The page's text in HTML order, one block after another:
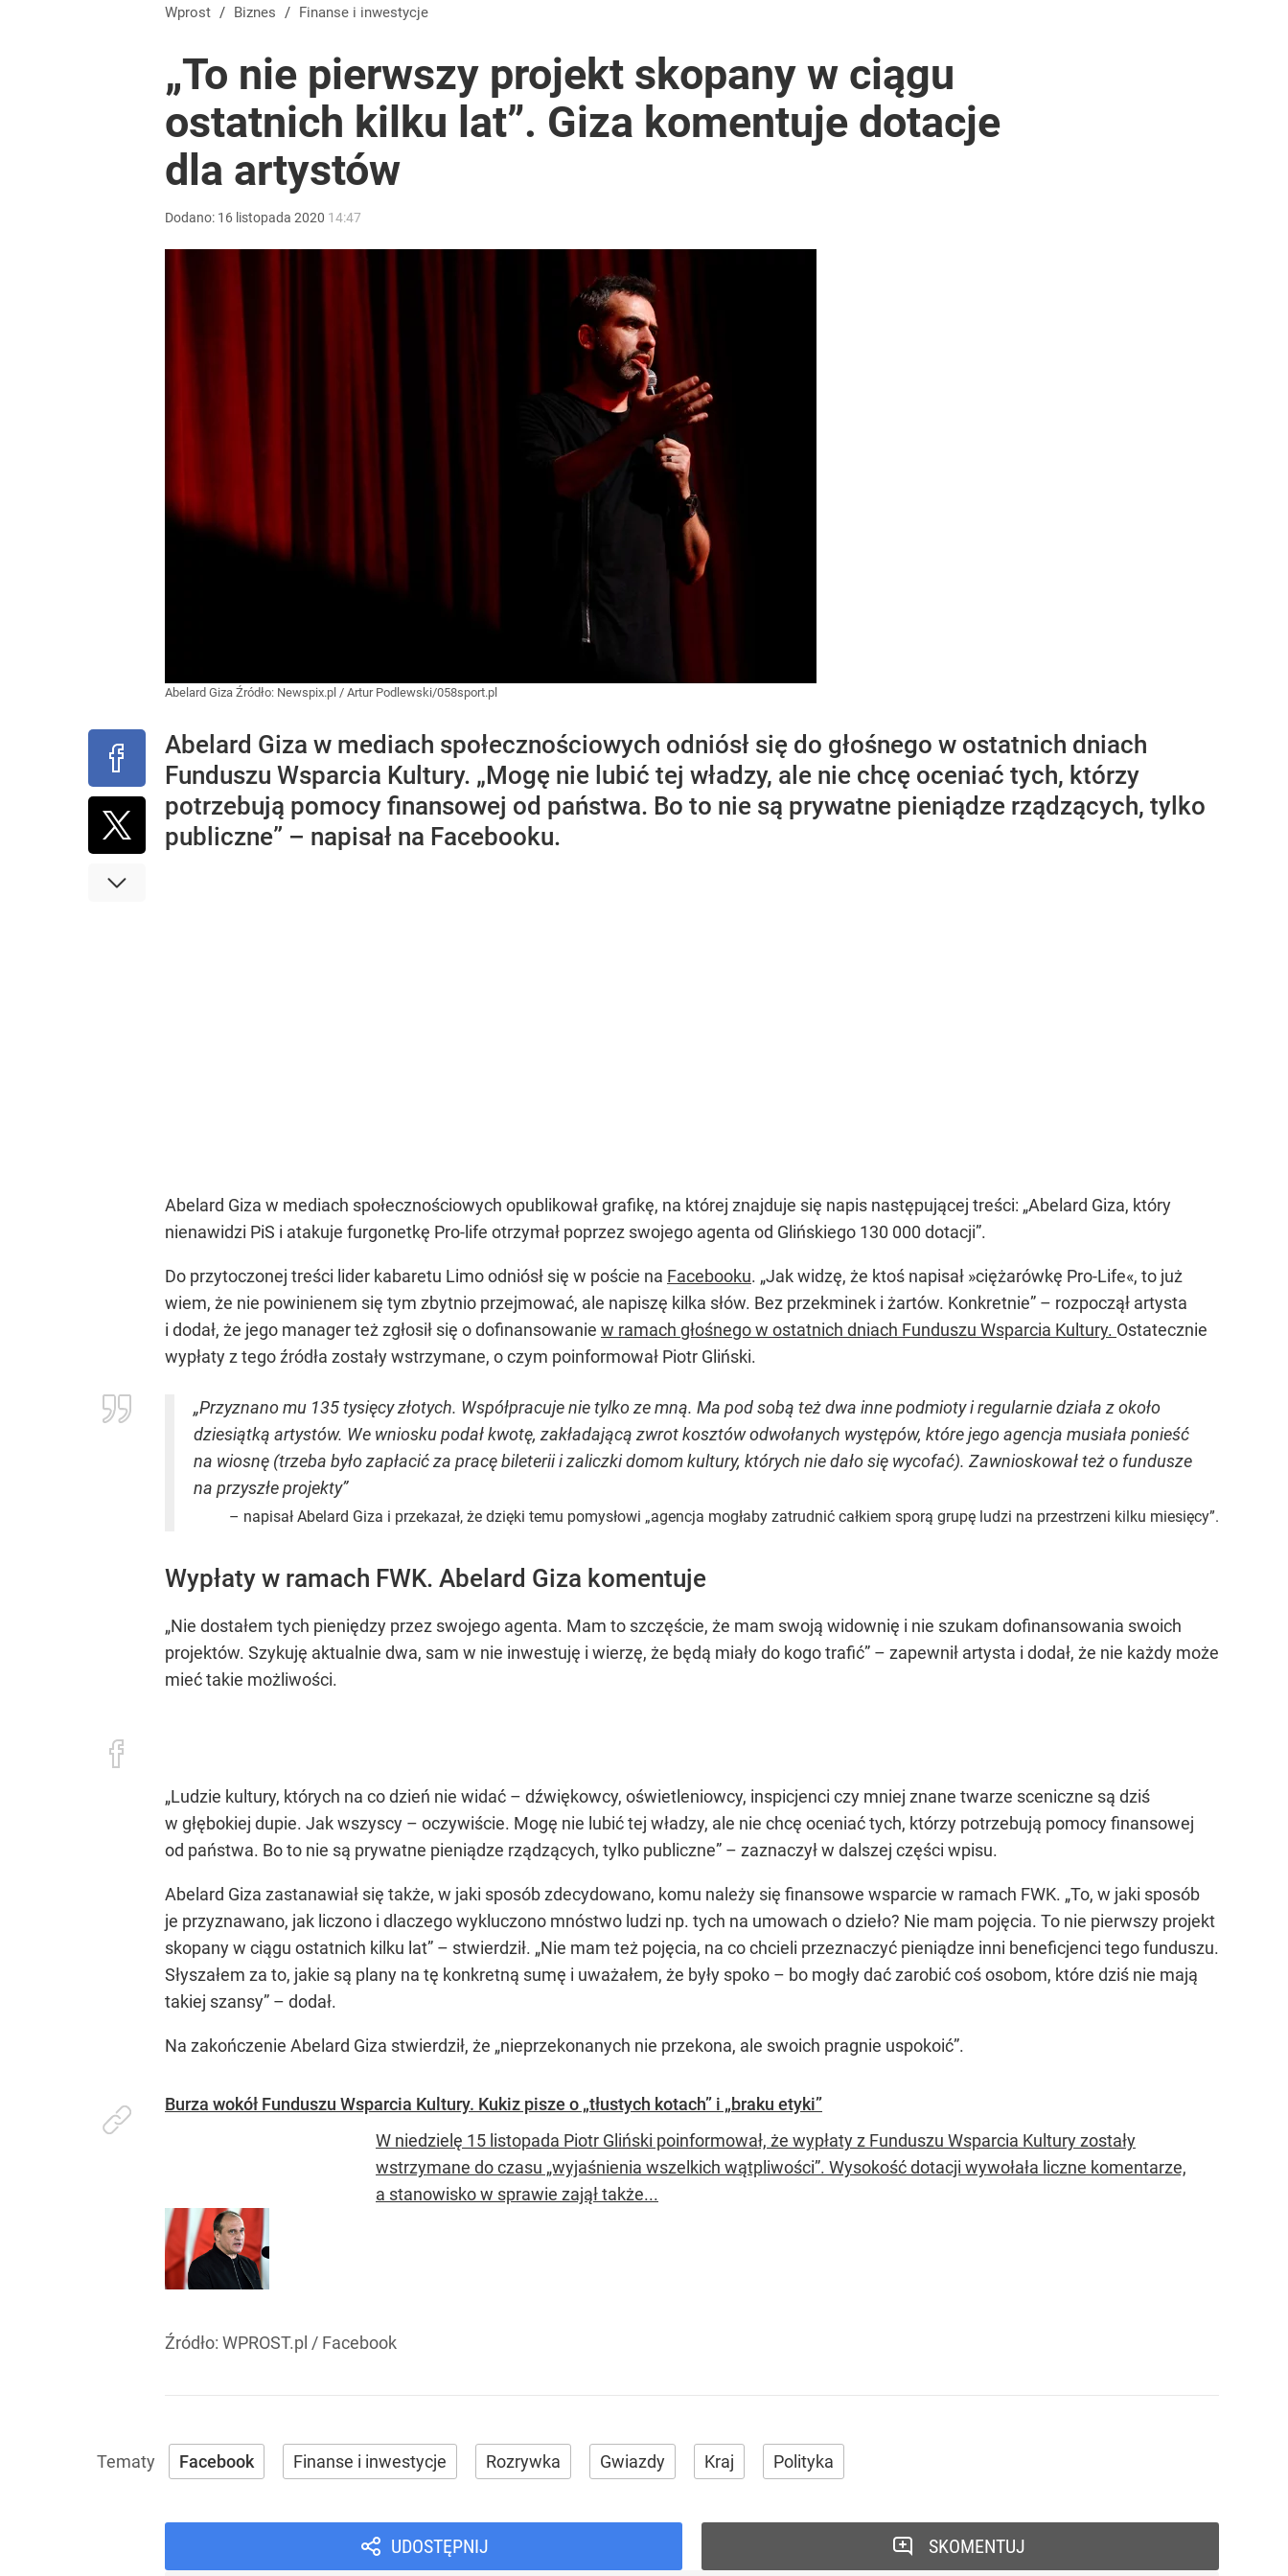
Wprost / Biznes / Finanse i inwestycje
„To nie pierwszy projekt skopany w ciągu
ostatnich kilku lat”. Giza komentuje dotacje
dla artystów
Dodano: 16 listopada 2020 14:47
Abelard Giza Źródło: Newspix.pl / Artur Podlewski/058sport.pl
Abelard Giza w mediach społecznościowych odniósł się do głośnego w ostatnich dniach
Funduszu Wsparcia Kultury. „Mogę nie lubić tej władzy, ale nie chcę oceniać tych, którzy
potrzebują pomocy finansowej od państwa. Bo to nie są prywatne pieniądze rządzących, tylko
publiczne” – napisał na Facebooku.
Abelard Giza w mediach społecznościowych opublikował grafikę, na której znajduje się napis następującej treści: „Abelard Giza, który
nienawidzi PiS i atakuje furgonetkę Pro-life otrzymał poprzez swojego agenta od Glińskiego 130 000 dotacji”.
Do przytoczonej treści lider kabaretu Limo odniósł się w poście na Facebooku. „Jak widzę, że ktoś napisał »ciężarówkę Pro-Life«, to już
wiem, że nie powinienem się tym zbytnio przejmować, ale napiszę kilka słów. Bez przekminek i żartów. Konkretnie” – rozpoczął artysta
i dodał, że jego manager też zgłosił się o dofinansowanie w ramach głośnego w ostatnich dniach Funduszu Wsparcia Kultury. Ostatecznie
wypłaty z tego źródła zostały wstrzymane, o czym poinformował Piotr Gliński.
„Przyznano mu 135 tysięcy złotych. Współpracuje nie tylko ze mną. Ma pod sobą też dwa inne podmioty i regularnie działa z około
dziesiątką artystów. We wniosku podał kwotę, zakładającą zwrot kosztów odwołanych występów, które jego agencja musiała ponieść
na wiosnę (trzeba było zapłacić za pracę bileterii i zaliczki domom kultury, których nie dało się wycofać). Zawnioskował też o fundusze
na przyszłe projekty”
– napisał Abelard Giza i przekazał, że dzięki temu pomysłowi „agencja mogłaby zatrudnić całkiem sporą grupę ludzi na przestrzeni kilku miesięcy”.
Wypłaty w ramach FWK. Abelard Giza komentuje
„Nie dostałem tych pieniędzy przez swojego agenta. Mam to szczęście, że mam swoją widownię i nie szukam dofinansowania swoich
projektów. Szykuję aktualnie dwa, sam w nie inwestuję i wierzę, że będą miały do kogo trafić” – zapewnił artysta i dodał, że nie każdy może
mieć takie możliwości.
„Ludzie kultury, których na co dzień nie widać – dźwiękowcy, oświetleniowcy, inspicjenci czy mniej znane twarze sceniczne są dziś
w głębokiej dupie. Jak wszyscy – oczywiście. Mogę nie lubić tej władzy, ale nie chcę oceniać tych, którzy potrzebują pomocy finansowej
od państwa. Bo to nie są prywatne pieniądze rządzących, tylko publiczne” – zaznaczył w dalszej części wpisu.
Abelard Giza zastanawiał się także, w jaki sposób zdecydowano, komu należy się finansowe wsparcie w ramach FWK. „To, w jaki sposób
je przyznawano, jak liczono i dlaczego wykluczono mnóstwo ludzi np. tych na umowach o dzieło? Nie mam pojęcia. To nie pierwszy projekt
skopany w ciągu ostatnich kilku lat” – stwierdził. „Nie mam też pojęcia, na co chcieli przeznaczyć pieniądze inni beneficjenci tego funduszu.
Słyszałem za to, jakie są plany na tę konkretną sumę i uważałem, że były spoko – bo mogły dać zarobić coś osobom, które dziś nie mają
takiej szansy” – dodał.
Na zakończenie Abelard Giza stwierdził, że „nieprzekonanych nie przekona, ale swoich pragnie uspokoić”.
Burza wokół Funduszu Wsparcia Kultury. Kukiz pisze o „tłustych kotach” i „braku etyki”
W niedzielę 15 listopada Piotr Gliński poinformował, że wypłaty z Funduszu Wsparcia Kultury zostały
wstrzymane do czasu „wyjaśnienia wszelkich wątpliwości”. Wysokość dotacji wywołała liczne komentarze,
a stanowisko w sprawie zajął także...
Źródło: WPROST.pl / Facebook
Facebook Finanse i inwestycje Rozrywka Gwiazdy Kraj Polityka
UDOSTĘPNIJ SKOMENTUJ